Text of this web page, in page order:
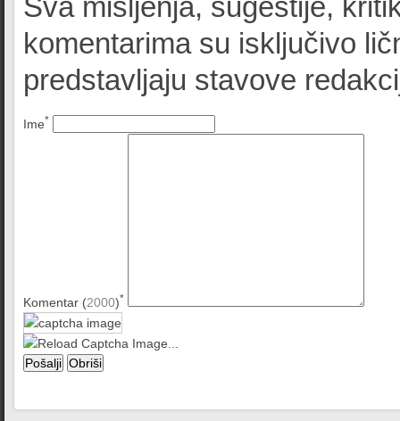
Sva mišljenja, sugestije,
komentarima su isključivo
predstavljaju stavove
Ime*
Komentar (2000)*